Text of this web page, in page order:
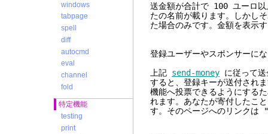
windows
tabpage
spell
diff
autocmd
eval
channel
fold
特定機能
testing
print
送金額が合計で 100 ユーロ
たの名前が載ります。しかし
た場合のみです。金額を表示
登録ユーザーやスポンサーに
上記 send-money に従って
すると、登録キーが送付され
機能へ投票できるようにする
れます。あなたが寄付したこ
す。そのページへのリンク